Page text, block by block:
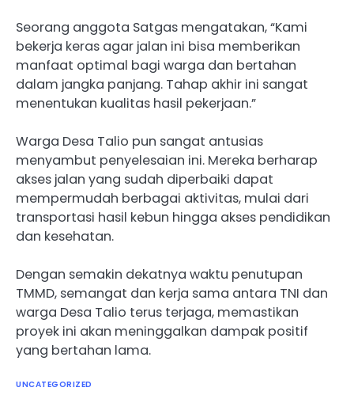
Seorang anggota Satgas mengatakan, “Kami
bekerja keras agar jalan ini bisa memberikan
manfaat optimal bagi warga dan bertahan
dalam jangka panjang. Tahap akhir ini sangat
menentukan kualitas hasil pekerjaan.”
Warga Desa Talio pun sangat antusias
menyambut penyelesaian ini. Mereka berharap
akses jalan yang sudah diperbaiki dapat
mempermudah berbagai aktivitas, mulai dari
transportasi hasil kebun hingga akses pendidikan
dan kesehatan.
Dengan semakin dekatnya waktu penutupan
TMMD, semangat dan kerja sama antara TNI dan
warga Desa Talio terus terjaga, memastikan
proyek ini akan meninggalkan dampak positif
yang bertahan lama.
UNCATEGORIZED